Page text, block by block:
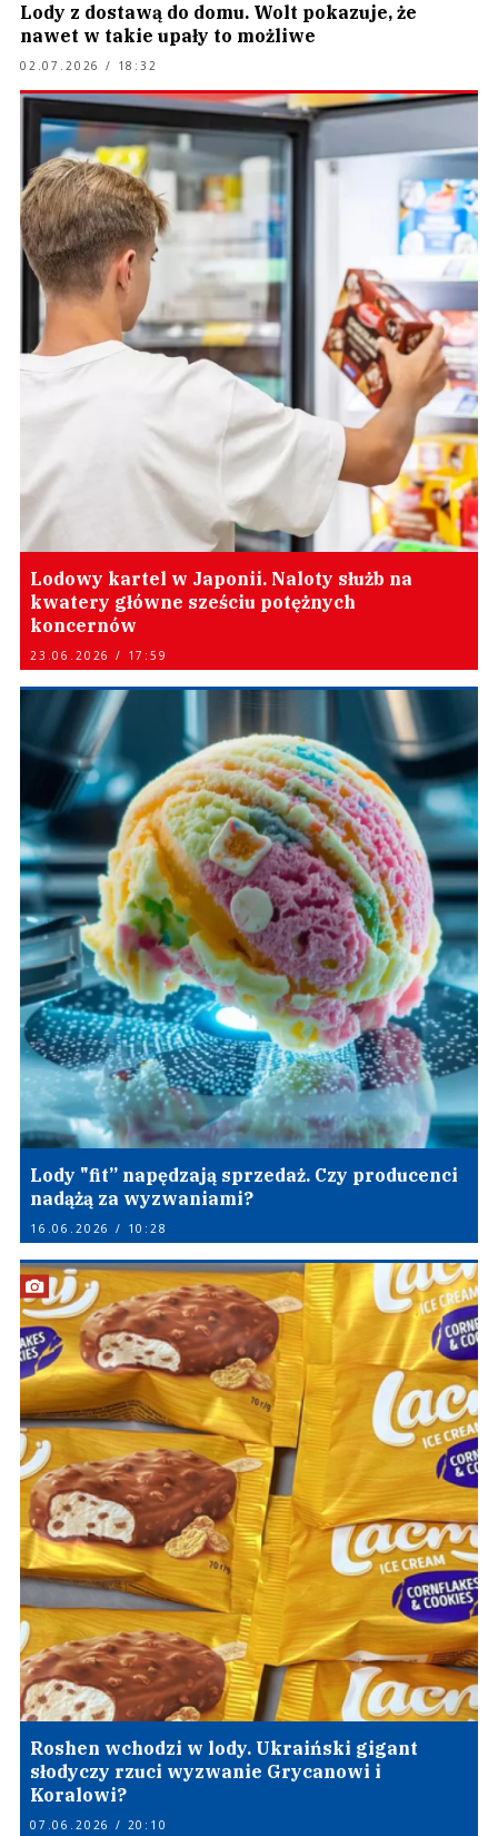
Lody z dostawą do domu. Wolt pokazuje, że
nawet w takie upały to możliwe
02.07.2026 / 18:32
Lodowy kartel w Japonii. Naloty służb na
kwatery główne sześciu potężnych
koncernów
23.06.2026 / 17:59
Lody "fit” napędzają sprzedaż. Czy producenci
nadążą za wyzwaniami?
16.06.2026 / 10:28
Roshen wchodzi w lody. Ukraiński gigant
słodyczy rzuci wyzwanie Grycanowi i
Koralowi?
07.06.2026 / 20:10